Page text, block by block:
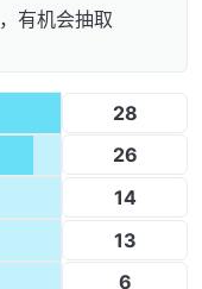
有机会抽取
28
26
14
13
6